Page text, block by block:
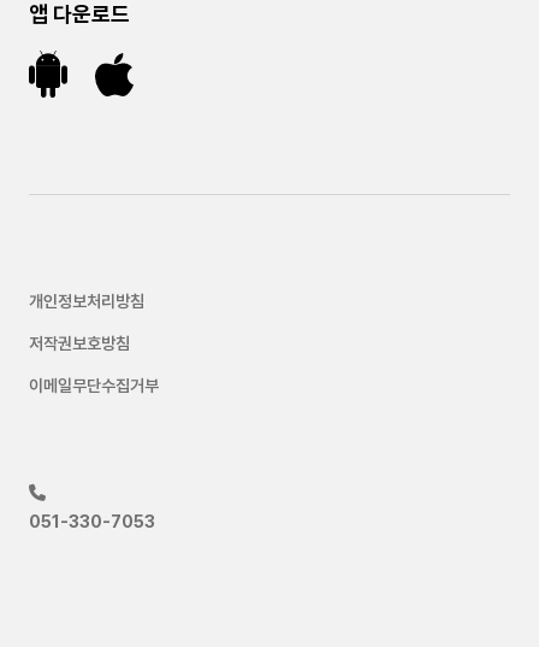
앱 다운로드
개인정보처리방침
저작권보호방침
이메일무단수집거부
051-330-7053